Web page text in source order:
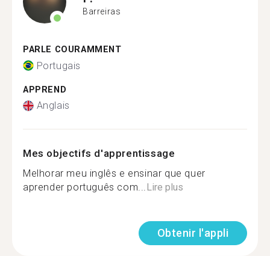
Barreiras
PARLE COURAMMENT
Portugais
APPREND
Anglais
Mes objectifs d'apprentissage
Melhorar meu inglês e ensinar que quer
aprender português com...Lire plus
Obtenir l'appli